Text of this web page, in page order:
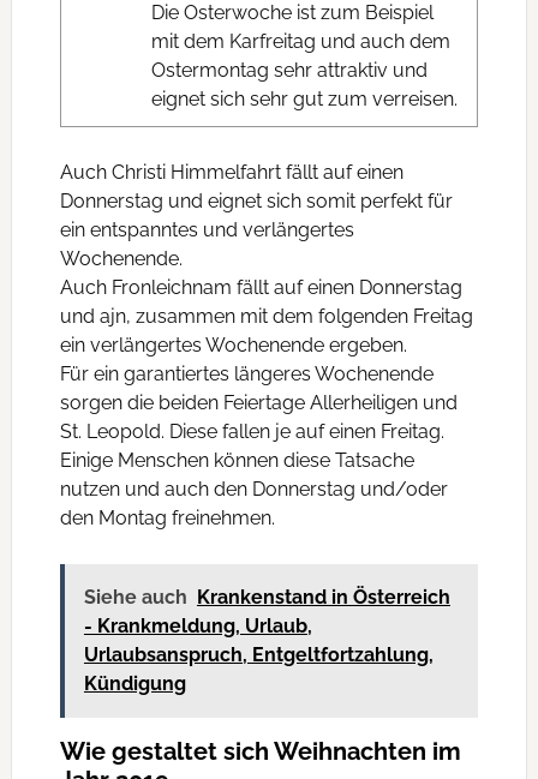
Die Osterwoche ist zum Beispiel
mit dem Karfreitag und auch dem
Ostermontag sehr attraktiv und
eignet sich sehr gut zum verreisen.
Auch Christi Himmelfahrt fällt auf einen
Donnerstag und eignet sich somit perfekt für
ein entspanntes und verlängertes
Wochenende.
Auch Fronleichnam fällt auf einen Donnerstag
und ajn, zusammen mit dem folgenden Freitag
ein verlängertes Wochenende ergeben.
Für ein garantiertes längeres Wochenende
sorgen die beiden Feiertage Allerheiligen und
St. Leopold. Diese fallen je auf einen Freitag.
Einige Menschen können diese Tatsache
nutzen und auch den Donnerstag und/oder
den Montag freinehmen.
Siehe auch Krankenstand in Österreich
- Krankmeldung, Urlaub,
Urlaubsanspruch, Entgeltfortzahlung,
Kündigung
Wie gestaltet sich Weihnachten im